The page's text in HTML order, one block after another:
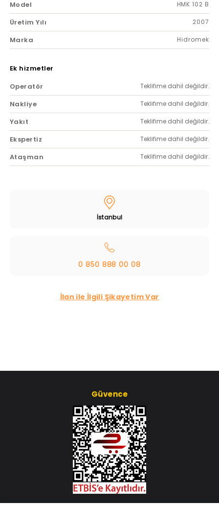
Model HMK 102 B
Üretim Yılı 2007
Marka Hidromek
Ek hizmetler
Operatör
Teklifime dahil değildir.
Nakliye Teklifime dahil değildir.
Yakıt Teklifime dahil değildir.
Ekspertiz Teklifime dahil değildir.
Ataşman Teklifime dahil değildir.
İstanbul
0 850 888 00 08
İlan ile İlgili Şikayetim Var
Güvence